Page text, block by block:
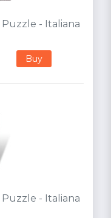
- Italiana
Buy
- Italiana